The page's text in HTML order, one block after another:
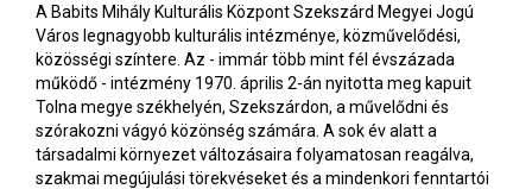
A Babits Mihály Kulturális Központ Szekszárd Megyei Jogú
Város legnagyobb kulturális intézménye, közművelődési,
közösségi színtere. Az - immár több mint fél évszázada
működő - intézmény 1970. április 2-án nyitotta meg kapuit
Tolna megye székhelyén, Szekszárdon, a művelődni és
szórakozni vágyó közönség számára. A sok év alatt a
társadalmi környezet változásaira folyamatosan reagálva,
szakmai megújulási törekvéseket és a mindenkori fenntartói